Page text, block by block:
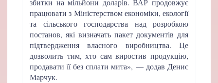
збитки на мільйони доларів. ВАР продовжує
працювати з Міністерством економіки, екології
та сільського господарства над розробкою
постанов, які визначать пакет документів для
підтвердження власного виробництва. Це
дозволить тим, хто сам виростив продукцію,
продавати її без сплати мита», — додав Денис
Марчук.